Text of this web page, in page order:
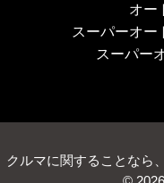
オー
スーパーオー
スーパー
クルマに関することなら